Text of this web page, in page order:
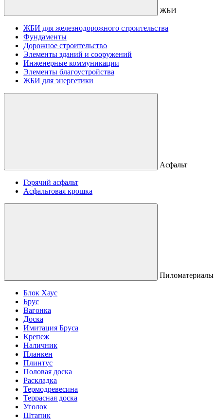
ЖБИ
ЖБИ для железнодорожного строительства
Фундаменты
Дорожное строительство
Элементы зданий и сооружений
Инженерные коммуникации
Элементы благоустройства
ЖБИ для энергетики
Асфальт
Горячий асфальт
Асфальтовая крошка
Пиломатериалы
Блок Хаус
Брус
Вагонка
Доска
Имитация Бруса
Крепеж
Наличник
Планкен
Плинтус
Половая доска
Раскладка
Термодревесина
Террасная доска
Уголок
Штапик